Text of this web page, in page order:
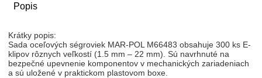
Popis
Krátky popis:
Sada oceľových ségroviek MAR-POL M66483 obsahuje 300 ks E-
klipov rôznych veľkostí (1.5 mm – 22 mm). Sú navrhnuté na
bezpečné upevnenie komponentov v mechanických zariadeniach
a sú uložené v praktickom plastovom boxe.